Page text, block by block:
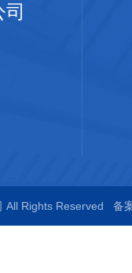
All Rights Reserved 备